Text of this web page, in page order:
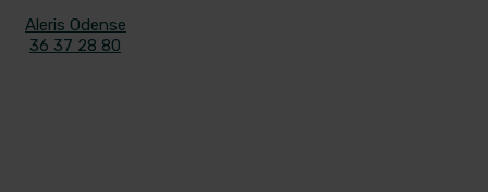
Aleris Odense
36 37 28 80